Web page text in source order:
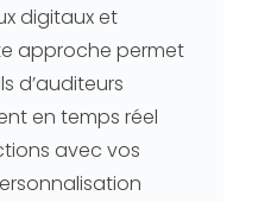
digitaux et
approche permet
d’auditeurs
en temps réel
avec vos